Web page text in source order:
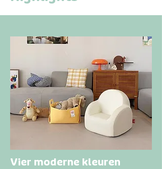
Vier moderne kleuren